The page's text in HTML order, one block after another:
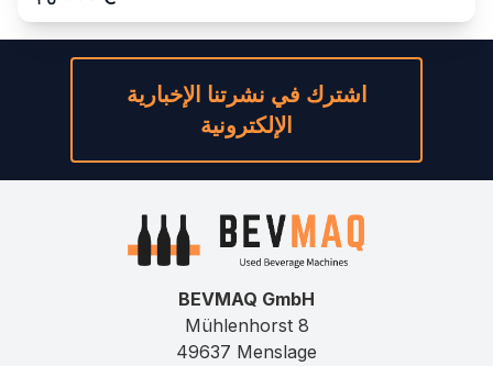
اشترك في نشرتنا الإخبارية
الإلكترونية
BEVMAQ GmbH
Mühlenhorst 8
49637 Menslage